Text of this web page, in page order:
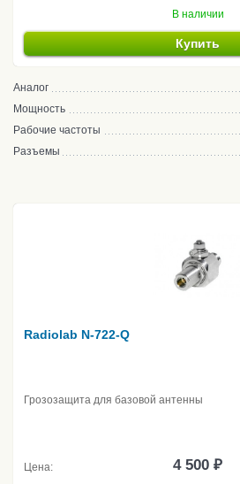
В наличии
Купить
Аналог
Мощность
Рабочие частоты
Разъемы
Radiolab N-722-Q
Грозозащита для базовой антенны
Цена: 4 500 ₽